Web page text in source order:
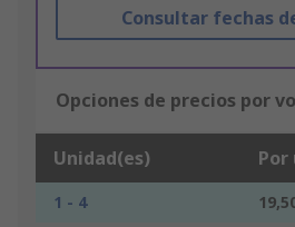
Consultar fechas
Opciones de precios por
Unidad(es) Por
1 - 4